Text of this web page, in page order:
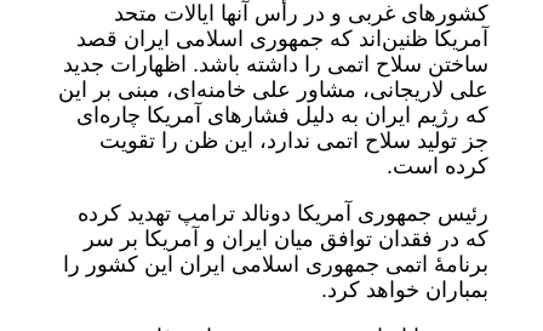
کشورهای غربی و در رأس آنها ایالات متحد
آمریکا ظنین‌اند که جمهوری اسلامی ایران قصد
ساختن سلاح اتمی را داشته باشد. اظهارات جدید
علی لاریجانی، مشاور علی خامنه‌ای، مبنی بر این
که رژیم ایران به دلیل فشارهای آمریکا چاره‌ای
جز تولید سلاح اتمی ندارد، این ظن را تقویت
کرده است.
رئیس جمهوری آمریکا دونالد ترامپ تهدید کرده
که در فقدان توافق میان ایران و آمریکا بر سر
برنامۀ اتمی جمهوری اسلامی ایران این کشور را
بمباران خواهد کرد.